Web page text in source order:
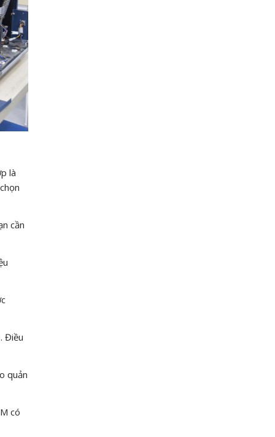
là
cần
Điều
quản
có